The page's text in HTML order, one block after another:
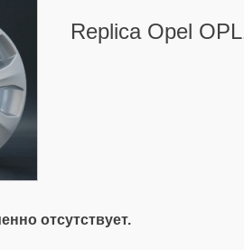
Replica Opel
отсутствует.